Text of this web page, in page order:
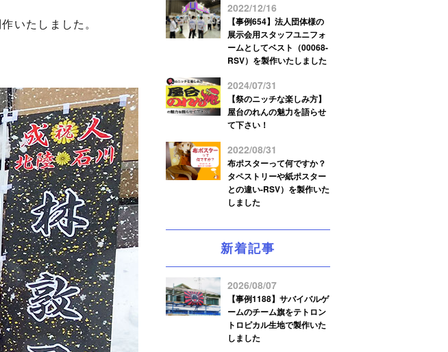
いたしました。
2022/12/16
【事例654】法人団体様の
展示会用スタッフユニフォ
ームとしてベスト（00068-
RSV）を製作いたしました
2024/07/31
【祭のニッチな楽しみ方】
屋台のれんの魅力を語らせ
て下さい！
2022/08/31
布ポスターって何ですか？
タペストリーや紙ポスター
との違い-RSV）を製作いた
しました
新着記事
2026/08/07
【事例1188】サバイバルゲ
ームのチーム旗をテトロン
トロピカル生地で製作いた
しました